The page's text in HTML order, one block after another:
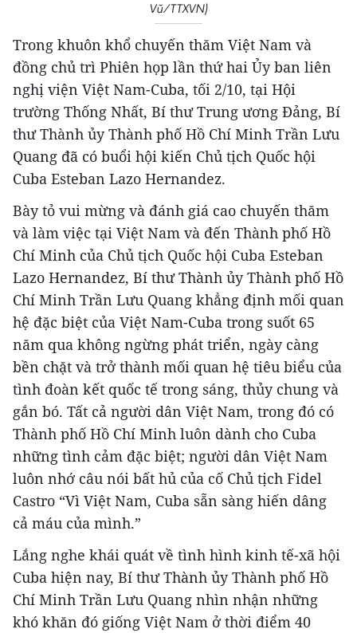
Vũ/TTXVN)
Trong khuôn khổ chuyến thăm Việt Nam và
đồng chủ trì Phiên họp lần thứ hai Ủy ban liên
nghị viện Việt Nam-Cuba, tối 2/10, tại Hội
trường Thống Nhất, Bí thư Trung ương Đảng, Bí
thư Thành ủy Thành phố Hồ Chí Minh Trần Lưu
Quang đã có buổi hội kiến Chủ tịch Quốc hội
Cuba Esteban Lazo Hernandez.
Bày tỏ vui mừng và đánh giá cao chuyến thăm
và làm việc tại Việt Nam và đến Thành phố Hồ
Chí Minh của Chủ tịch Quốc hội Cuba Esteban
Lazo Hernandez, Bí thư Thành ủy Thành phố Hồ
Chí Minh Trần Lưu Quang khẳng định mối quan
hệ đặc biệt của Việt Nam-Cuba trong suốt 65
năm qua không ngừng phát triển, ngày càng
bền chặt và trở thành mối quan hệ tiêu biểu của
tình đoàn kết quốc tế trong sáng, thủy chung và
gắn bó. Tất cả người dân Việt Nam, trong đó có
Thành phố Hồ Chí Minh luôn dành cho Cuba
những tình cảm đặc biệt; người dân Việt Nam
luôn nhớ câu nói bất hủ của cố Chủ tịch Fidel
Castro “Vì Việt Nam, Cuba sẵn sàng hiến dâng
cả máu của mình.”
Lắng nghe khái quát về tình hình kinh tế-xã hội
Cuba hiện nay, Bí thư Thành ủy Thành phố Hồ
Chí Minh Trần Lưu Quang nhìn nhận những
khó khăn đó giống Việt Nam ở thời điểm 40